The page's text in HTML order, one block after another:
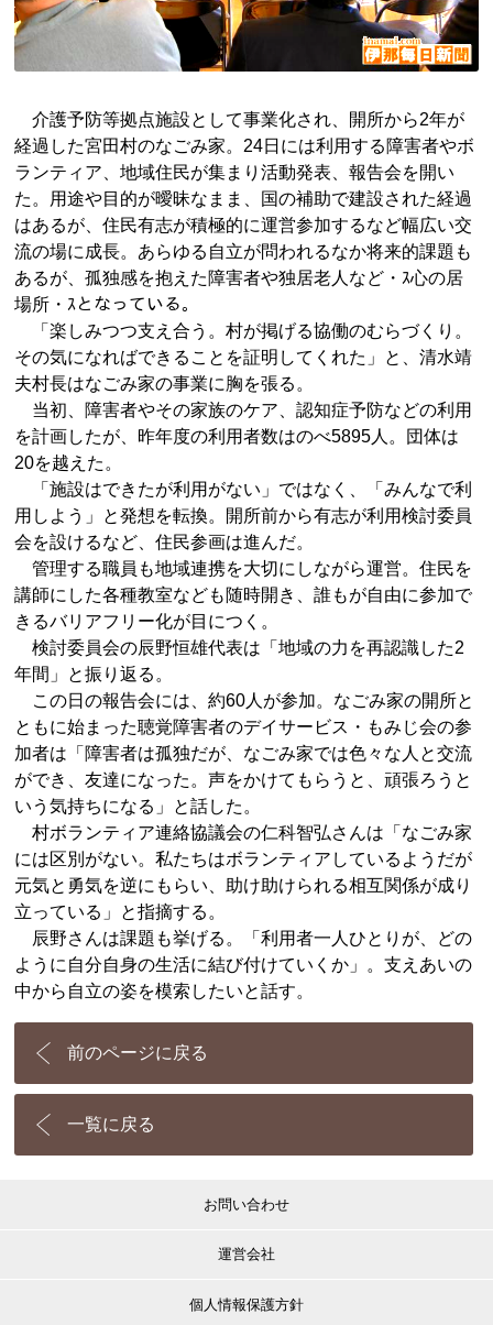
介護予防等拠点施設として事業化され、開所から2年が
経過した宮田村のなごみ家。24日には利用する障害者やボ
ランティア、地域住民が集まり活動発表、報告会を開い
た。用途や目的が曖昧なまま、国の補助で建設された経過
はあるが、住民有志が積極的に運営参加するなど幅広い交
流の場に成長。あらゆる自立が問われるなか将来的課題も
あるが、孤独感を抱えた障害者や独居老人など・ｽ心の居
場所・ｽとなっている。
「楽しみつつ支え合う。村が掲げる協働のむらづくり。
その気になればできることを証明してくれた」と、清水靖
夫村長はなごみ家の事業に胸を張る。
当初、障害者やその家族のケア、認知症予防などの利用
を計画したが、昨年度の利用者数はのべ5895人。団体は
20を越えた。
「施設はできたが利用がない」ではなく、「みんなで利
用しよう」と発想を転換。開所前から有志が利用検討委員
会を設けるなど、住民参画は進んだ。
管理する職員も地域連携を大切にしながら運営。住民を
講師にした各種教室なども随時開き、誰もが自由に参加で
きるバリアフリー化が目につく。
検討委員会の辰野恒雄代表は「地域の力を再認識した2
年間」と振り返る。
この日の報告会には、約60人が参加。なごみ家の開所と
ともに始まった聴覚障害者のデイサービス・もみじ会の参
加者は「障害者は孤独だが、なごみ家では色々な人と交流
ができ、友達になった。声をかけてもらうと、頑張ろうと
いう気持ちになる」と話した。
村ボランティア連絡協議会の仁科智弘さんは「なごみ家
には区別がない。私たちはボランティアしているようだが
元気と勇気を逆にもらい、助け助けられる相互関係が成り
立っている」と指摘する。
辰野さんは課題も挙げる。「利用者一人ひとりが、どの
ように自分自身の生活に結び付けていくか」。支えあいの
中から自立の姿を模索したいと話す。
前のページに戻る
一覧に戻る
お問い合わせ
運営会社
個人情報保護方針